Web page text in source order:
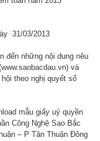
31/03/2013
đến những nội dung nêu
và
theo nghị quyết số
mẫu giấy uỷ quyền
Công Nghệ Sao Bắc
– P Tân Thuận Đông